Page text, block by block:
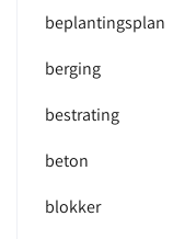
beplantingsplan
berging
bestrating
beton
blokker